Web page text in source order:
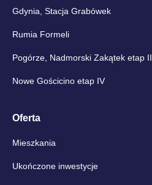
Gdynia, Stacja Grabówek
Rumia Formeli
Pogórze, Nadmorski Zakątek etap II
Nowe Gościcino etap IV
Oferta
Mieszkania
Ukończone inwestycje